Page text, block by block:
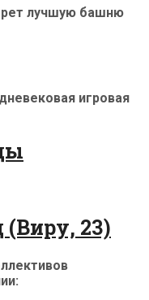
лучшую башню
игровая
23)